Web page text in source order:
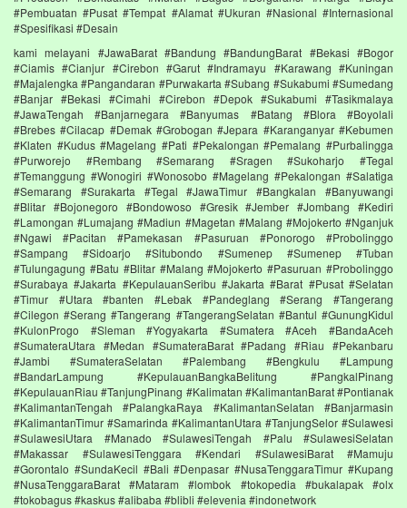
#Pembuatan #Pusat #Tempat #Alamat #Ukuran #Nasional #Internasional
#Spesifikasi #Desain
kami melayani #JawaBarat #Bandung #BandungBarat #Bekasi #Bogor
#Ciamis #Cianjur #Cirebon #Garut #Indramayu #Karawang #Kuningan
#Majalengka #Pangandaran #Purwakarta #Subang #Sukabumi #Sumedang
#Banjar #Bekasi #Cimahi #Cirebon #Depok #Sukabumi #Tasikmalaya
#JawaTengah #Banjarnegara #Banyumas #Batang #Blora #Boyolali
#Brebes #Cilacap #Demak #Grobogan #Jepara #Karanganyar #Kebumen
#Klaten #Kudus #Magelang #Pati #Pekalongan #Pemalang #Purbalingga
#Purworejo #Rembang #Semarang #Sragen #Sukoharjo #Tegal
#Temanggung #Wonogiri #Wonosobo #Magelang #Pekalongan #Salatiga
#Semarang #Surakarta #Tegal #JawaTimur #Bangkalan #Banyuwangi
#Blitar #Bojonegoro #Bondowoso #Gresik #Jember #Jombang #Kediri
#Lamongan #Lumajang #Madiun #Magetan #Malang #Mojokerto #Nganjuk
#Ngawi #Pacitan #Pamekasan #Pasuruan #Ponorogo #Probolinggo
#Sampang #Sidoarjo #Situbondo #Sumenep #Sumenep #Tuban
#Tulungagung #Batu #Blitar #Malang #Mojokerto #Pasuruan #Probolinggo
#Surabaya #Jakarta #KepulauanSeribu #Jakarta #Barat #Pusat #Selatan
#Timur #Utara #banten #Lebak #Pandeglang #Serang #Tangerang
#Cilegon #Serang #Tangerang #TangerangSelatan #Bantul #GunungKidul
#KulonProgo #Sleman #Yogyakarta #Sumatera #Aceh #BandaAceh
#SumateraUtara #Medan #SumateraBarat #Padang #Riau #Pekanbaru
#Jambi #SumateraSelatan #Palembang #Bengkulu #Lampung
#BandarLampung #KepulauanBangkaBelitung #PangkalPinang
#KepulauanRiau #TanjungPinang #Kalimatan #KalimantanBarat #Pontianak
#KalimantanTengah #PalangkaRaya #KalimantanSelatan #Banjarmasin
#KalimantanTimur #Samarinda #KalimantanUtara #TanjungSelor #Sulawesi
#SulawesiUtara #Manado #SulawesiTengah #Palu #SulawesiSelatan
#Makassar #SulawesiTenggara #Kendari #SulawesiBarat #Mamuju
#Gorontalo #SundaKecil #Bali #Denpasar #NusaTenggaraTimur #Kupang
#NusaTenggaraBarat #Mataram #lombok #tokopedia #bukalapak #olx
#tokobagus #kaskus #alibaba #blibli #elevenia #indonetwork